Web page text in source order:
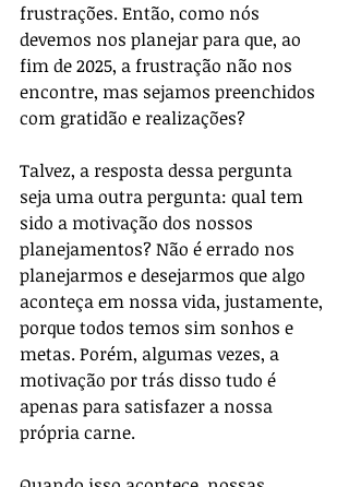
frustrações. Então, como nós
devemos nos planejar para que, ao
fim de 2025, a frustração não nos
encontre, mas sejamos preenchidos
com gratidão e realizações?
Talvez, a resposta dessa pergunta
seja uma outra pergunta: qual tem
sido a motivação dos nossos
planejamentos? Não é errado nos
planejarmos e desejarmos que algo
aconteça em nossa vida, justamente,
porque todos temos sim sonhos e
metas. Porém, algumas vezes, a
motivação por trás disso tudo é
apenas para satisfazer a nossa
própria carne.